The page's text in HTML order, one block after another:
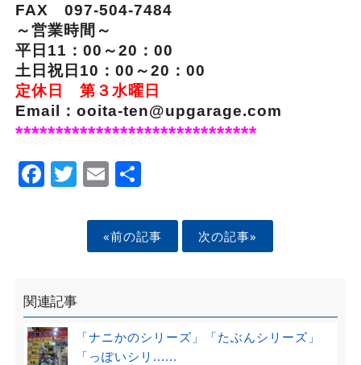
FAX 097-504-7484
～営業時間～
平日11：00～20：00
土日祝日10：00～20：00
定休日 第３水曜日
Email：ooita-ten@upgarage.com
******************************
Facebook
Twitter
EmailShare
«前の記事 次の記事»
関連記事
「ナニかのシリーズ」「たぶんシリーズ」
「っぽいシリ......